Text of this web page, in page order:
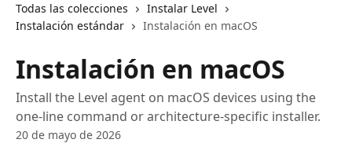
Todas las colecciones
Instalar Level
Instalación estándar
Instalación en macOS
Instalación en macOS
Install the Level agent on macOS devices using the
one-line command or architecture-specific installer.
20 de mayo de 2026